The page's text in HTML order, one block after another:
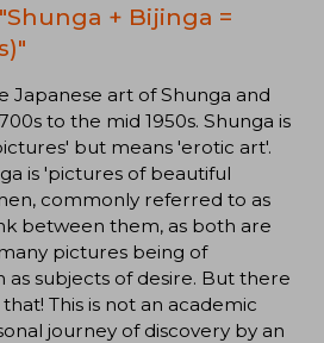
+ Bijinga =
Japanese art of Shunga and
to the mid 1950s. Shunga is
but means 'erotic art'.
is 'pictures of beautiful
commonly referred to as
between them, as both are
pictures being of
as subjects of desire. But there
This is not an academic
journey of discovery by an